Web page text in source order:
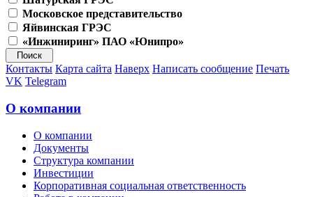
Московское представительство
Яйвинская ГРЭС
«Инжиниринг» ПАО «Юнипро»
Контакты Карта сайта Наверх Написать сообщение Печать
VK Telegram
О компании
О компании
Документы
Структура компании
Инвестиции
Корпоративная социальная ответственность